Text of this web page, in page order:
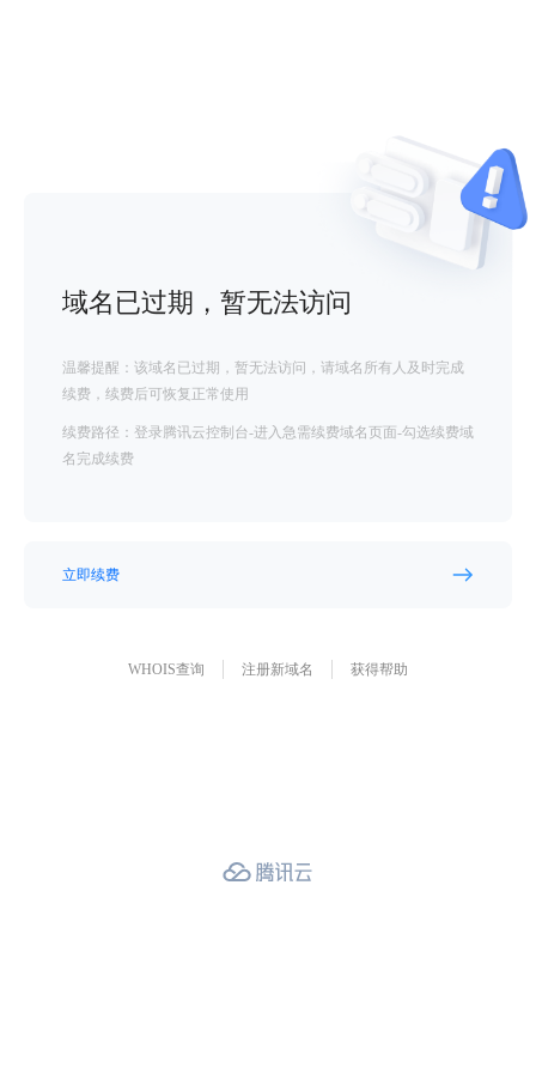
域名已过期，暂无法访问
温馨提醒：该域名已过期，暂无法访问，请域名所有人及时完成
续费，续费后可恢复正常使用
续费路径：登录腾讯云控制台-进入急需续费域名页面-勾选续费域
名完成续费
立即续费
WHOIS查询 注册新域名 获得帮助